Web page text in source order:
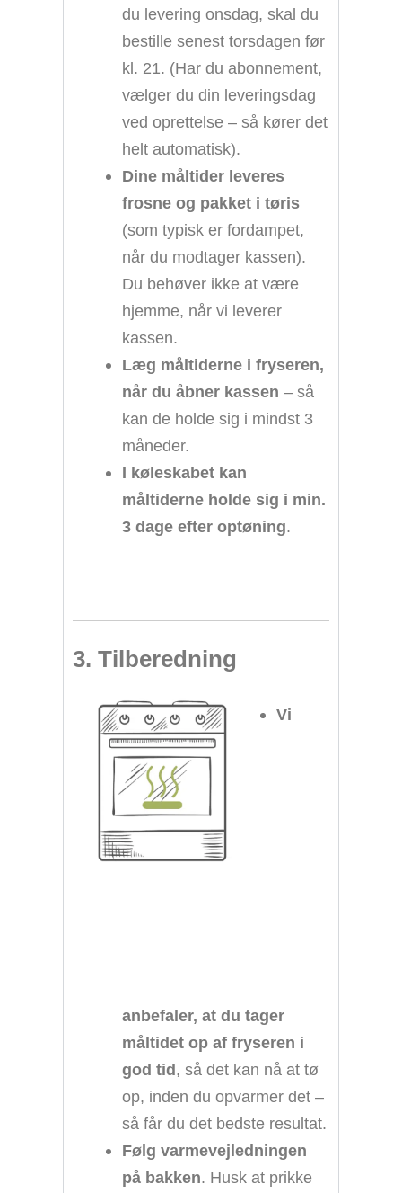
du levering onsdag, skal du
bestille senest torsdagen før
kl. 21. (Har du abonnement,
vælger du din leveringsdag
ved oprettelse – så kører det
helt automatisk).
Dine måltider leveres
frosne og pakket i tøris
(som typisk er fordampet,
når du modtager kassen).
Du behøver ikke at være
hjemme, når vi leverer
kassen.
Læg måltiderne i fryseren,
når du åbner kassen – så
kan de holde sig i mindst 3
måneder.
I køleskabet kan
måltiderne holde sig i min.
3 dage efter optøning.
3. Tilberedning
Vi
anbefaler, at du tager
måltidet op af fryseren i
god tid, så det kan nå at tø
op, inden du opvarmer det –
så får du det bedste resultat.
Følg varmevejledningen
på bakken. Husk at prikke